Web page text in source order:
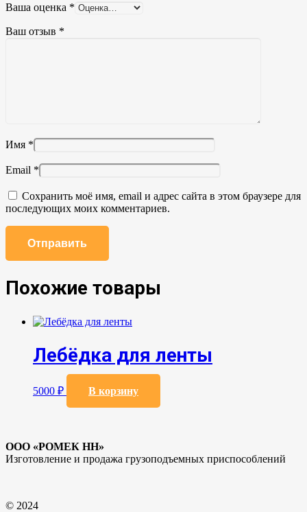
Ваша оценка *
Ваш отзыв *
Имя *
Email *
Сохранить моё имя, email и адрес сайта в этом браузере для
последующих моих комментариев.
Похожие товары
Лебёдка для ленты
5000 ₽ В корзину
ООО «РОМЕК НН»
Изготовление и продажа грузоподъемных приспособлений
© 2024